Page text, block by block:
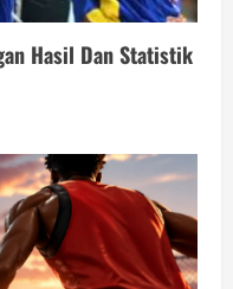
Hasil Dan Statistik